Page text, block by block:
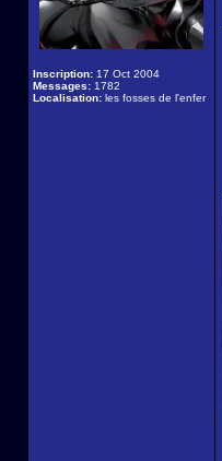
Inscription: 17 Oct 2004
Messages: 1782
Localisation: les fosses de l'enfer